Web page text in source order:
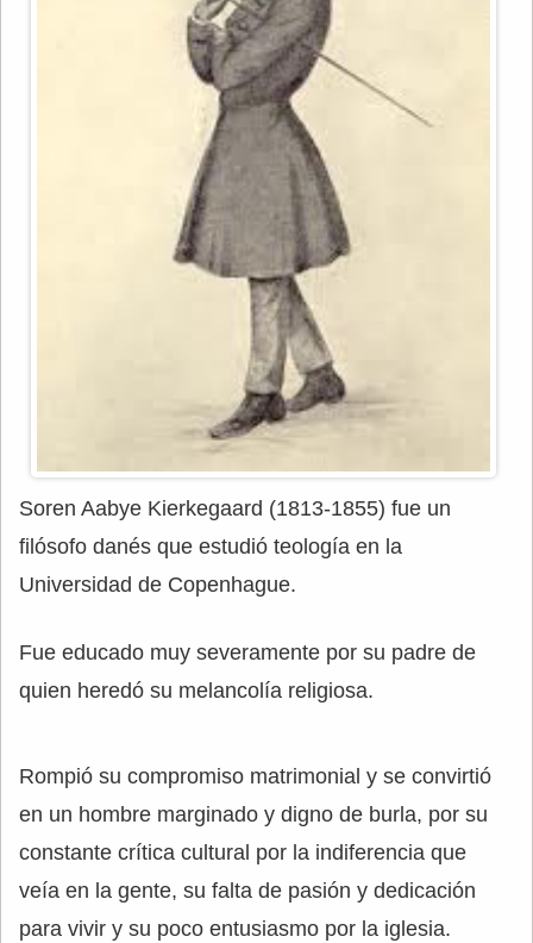
Soren Aabye Kierkegaard (1813-1855) fue un
filósofo danés que estudió teología en la
Universidad de Copenhague.
Fue educado muy severamente por su padre de
quien heredó su melancolía religiosa.
Rompió su compromiso matrimonial y se convirtió
en un hombre marginado y digno de burla, por su
constante crítica cultural por la indiferencia que
veía en la gente, su falta de pasión y dedicación
para vivir y su poco entusiasmo por la iglesia.